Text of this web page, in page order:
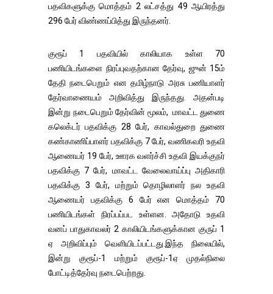
பதவிகளுக்கு மொத்தம் 2 லட்சத்து 49 ஆயிரத்து
296 பேர் விண்ணப்பித்து இருந்தனர்.
குரூப் 1 பதவியில் காலியாக உள்ள 70
பணியிடங்களை நிரப்புவதற்கான தேர்வு, ஜுன் 15ம்
தேதி நடைபெறும் என தமிழ்நாடு அரசு பணியாளர்
தேர்வாணையம் அறிவித்து இருந்தது. அதன்படி
இன்று நடைபெறும் தேர்வின் மூலம், மாவட்ட துணை
கலெக்டர் பதவிக்கு 28 பேர், காவல்துறை துணை
கண்காணிப்பாளர் பதவிக்கு 7 பேர், வணிகவரி உதவி
ஆணையர் 19 பேர், ஊரக வளர்ச்சி உதவி இயக்குநர்
பதவிக்கு 7 பேர், மாவட்ட வேலைவாய்ப்பு அதிகாரி
பதவிக்கு 3 பேர், மற்றும் தொழிலாளர் நல உதவி
ஆணையர் பதவிக்கு 6 பேர் என மொத்தம் 70
பணியிடங்கள் நிரப்பப்பட உள்ளன. அதோடு உதவி
வனப் பாதுகாவலர் 2 காலியிடங்களுக்கான குருப் 1
ஏ அறிவிப்பும் வெளியிடப்பட்டது.இந்த நிலையில்,
இன்று குரூப்-1 மற்றும் குரூப்-1ஏ முதல்நிலை
போட்டித்தேர்வு நடைபெற்றது.